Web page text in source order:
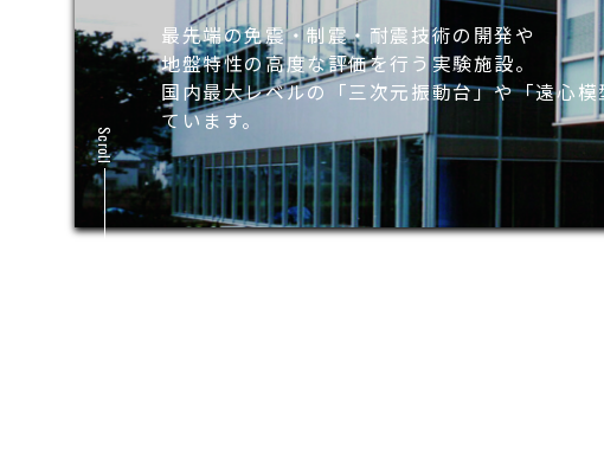
Scroll
最先端の免震・制震・耐震技術の開発や
地盤特性の高度な評価を行う実験施設。
国内最大レベルの「三次元振動台」や「遠心
ています。